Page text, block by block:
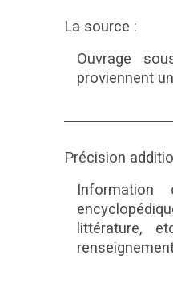
La source :
Ouvrage
proviennent
Précision
Information
littérature,